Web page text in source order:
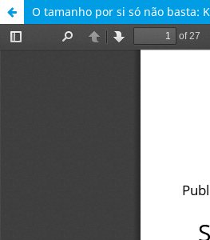
O tamanho por si só não basta: